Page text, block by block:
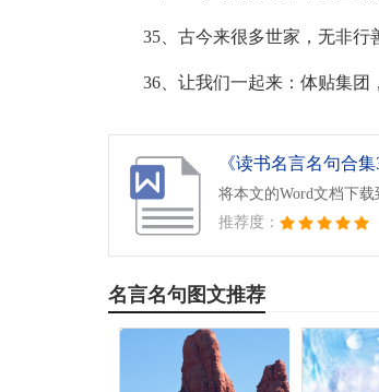
35、古今来很多世家，无非行
36、让我们一起来：体贴集团
《读书名言名句合集
将本文的Word文档下
推荐度：
名言名句图文推荐